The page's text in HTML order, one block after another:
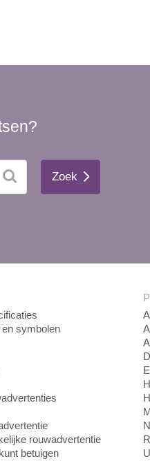
Zoek
symbolen
rouwadvertentie
betuigen